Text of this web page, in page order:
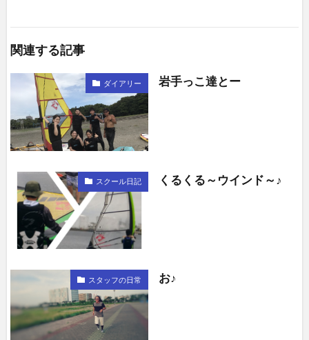
関連する記事
ダイアリー 岩手っこ達とー
スクール日記 くるくる～ウインド～♪
スタッフの日常 お♪